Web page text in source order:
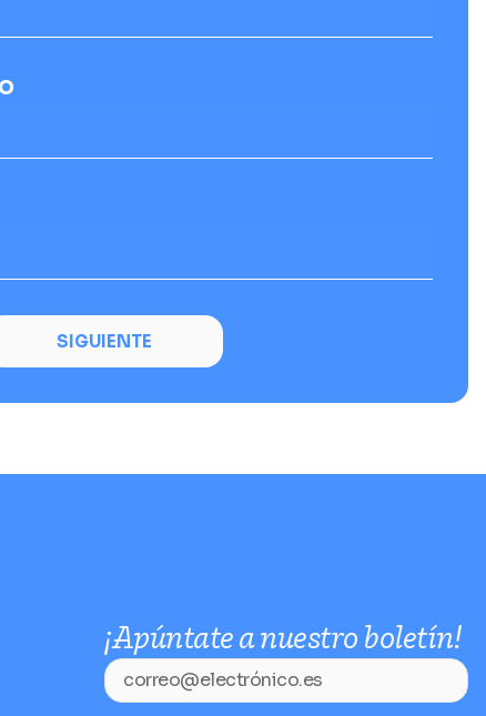
SIGUIENTE
¡Apúntate a nuestro boletín!